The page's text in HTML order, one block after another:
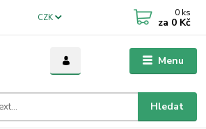
Menu
CZK
Hledat
0 ks
za 0 Kč